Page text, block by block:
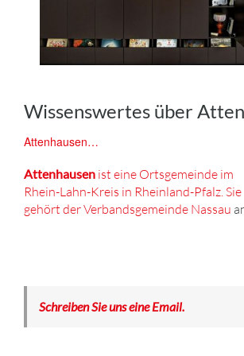
Wissenswertes über
Attenhausen…
Attenhausen ist eine Ortsgemeinde im
Rhein-Lahn-Kreis in Rheinland-Pfalz. Sie
gehört der Verbandsgemeinde Nassau
Schreiben Sie uns eine Email.